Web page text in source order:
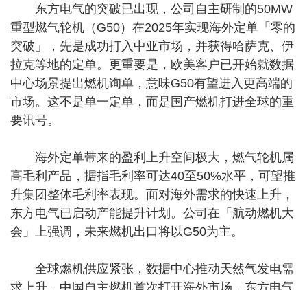
东方电气的突破已出现，公司自主研制的50MW
重型燃气轮机（G50）在2025年实现海外定单「零的
突破」，先是成功打入中亚市场，并获得哈萨克、伊
拉克等地的定单。更重要是，欧美客户已开始就数据
中心场景提出燃机询单，意味G50有望进入更高端的
市场。这不是单一定单，而是国产燃机打进全球的重
要讯号。
海外定单带来的盈利上升空间极大，燃气轮机属
高毛利产品，据指毛利率可达40至50%水平，可望推
升集团整体毛利率表现。面对海外需求的快速上升，
东方电气已启动产能提升计划。公司在「航动燃机大
会」上强调，未来燃机出口将以G50为主。
全球燃机供应紧张，数据中心推动天然气发电需
求上升，中国自主燃机首次打开海外市场，东方电气